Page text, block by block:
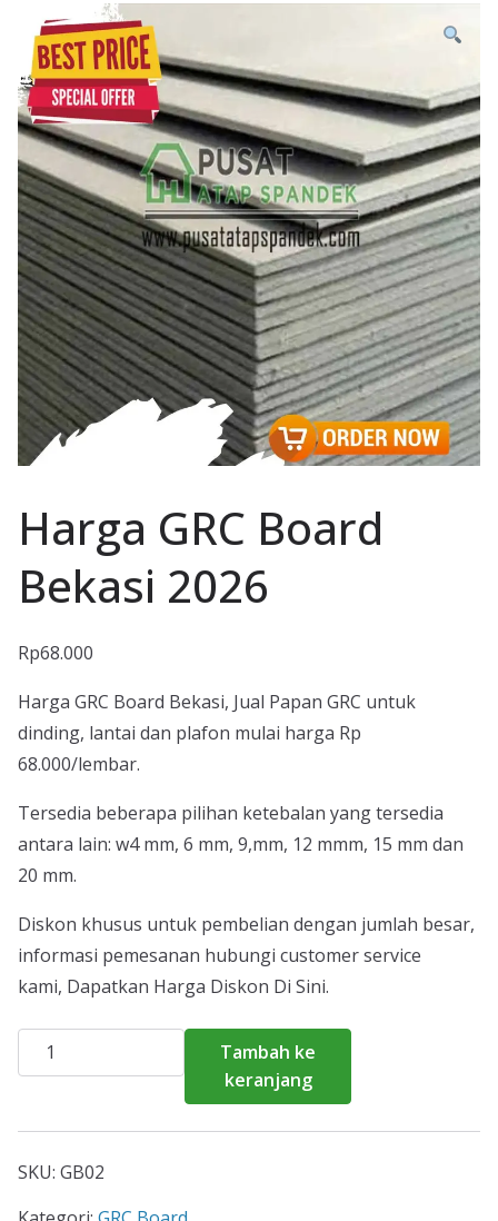
Harga GRC Board
Bekasi 2026
Rp68.000
Harga GRC Board Bekasi, Jual Papan GRC untuk
dinding, lantai dan plafon mulai harga Rp
68.000/lembar.
Tersedia beberapa pilihan ketebalan yang tersedia
antara lain: w4 mm, 6 mm, 9,mm, 12 mmm, 15 mm dan
20 mm.
Diskon khusus untuk pembelian dengan jumlah besar,
informasi pemesanan hubungi customer service
kami, Dapatkan Harga Diskon Di Sini.
Kuantitas
Harga
2026
Tambah ke
keranjang
SKU: GB02